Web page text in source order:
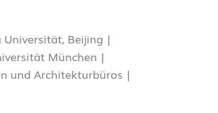
Beijing |
München |
und Architekturbüros |